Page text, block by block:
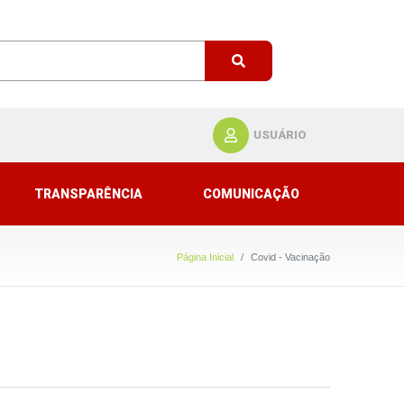
USUÁRIO
TRANSPARÊNCIA COMUNICAÇÃO
Página Inicial Covid - Vacinação